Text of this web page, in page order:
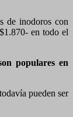
de inodoros con
en todo el
populares en
pueden ser